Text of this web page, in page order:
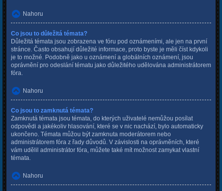
Nahoru
Co jsou to důležitá témata?
Důležitá témata jsou zobrazena ve fóru pod oznámeními, ale jen na první
stránce. Často obsahují důležité informace, proto byste je měli číst kdykoli
je to možné. Podobně jako u oznámení a globálních oznámení, jsou
oprávnění pro odeslání tématu jako důležitého udělována administrátorem
fóra.
Nahoru
Co jsou to zamknutá témata?
Zamknutá témata jsou témata, do kterých uživatelé nemůžou posílat
odpovědi a jakékoliv hlasování, které se v nic nachází, bylo automaticky
ukončeno. Témata můžou být zamknuta moderátorem nebo
administrátorem fóra z řady důvodů. V závislosti na oprávněních, které
vám udělil administrátor fóra, můžete také mít možnost zamykat vlastní
témata.
Nahoru